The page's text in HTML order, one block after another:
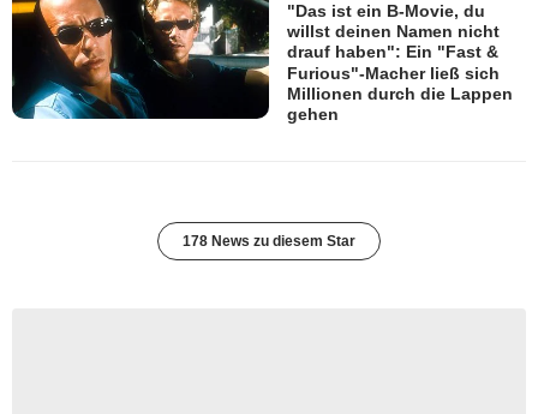
"Das ist ein B-Movie, du
willst deinen Namen nicht
drauf haben": Ein "Fast &
Furious"-Macher ließ sich
Millionen durch die Lappen
gehen
178 News zu diesem Star